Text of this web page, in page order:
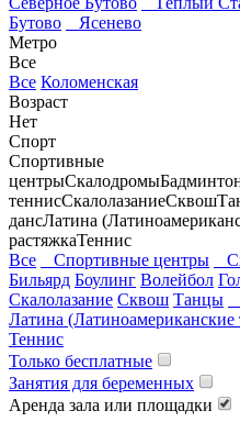
Бутово
Ясенево
Метро
Все
Все Коломенская
Возраст
Нет
Спорт
Спортивные
центрыСкалодромы
теннисСкалолазаниеСквош
дансЛатина
растяжкаТеннис
Все
Спортивные центры
Бильярд Боулинг Волейбол
Скалолазание Сквош Танцы
Латина
Теннис
Только бесплатные
Занятия для беременных
Аренда зала или площадки